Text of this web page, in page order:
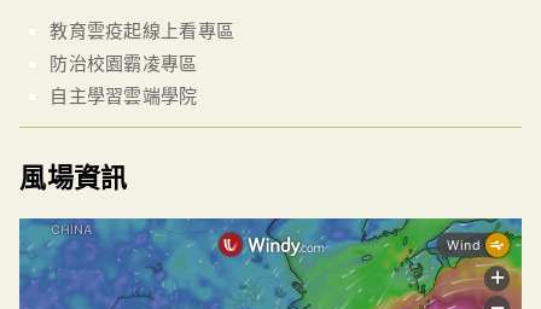
教育雲疫起線上看專區
防治校園霸凌專區
自主學習雲端學院
風場資訊